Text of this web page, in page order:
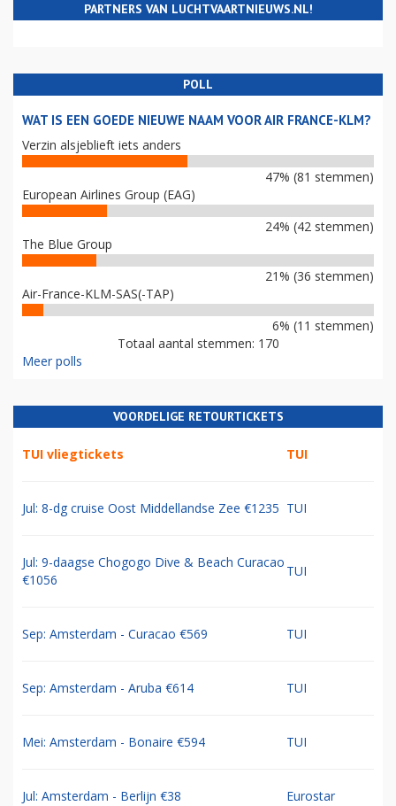
PARTNERS VAN LUCHTVAARTNIEUWS.NL!
POLL
WAT IS EEN GOEDE NIEUWE NAAM VOOR AIR FRANCE-KLM?
Verzin alsjeblieft iets anders
47% (81 stemmen)
European Airlines Group (EAG)
24% (42 stemmen)
The Blue Group
21% (36 stemmen)
Air-France-KLM-SAS(-TAP)
6% (11 stemmen)
Totaal aantal stemmen: 170
Meer polls
VOORDELIGE RETOURTICKETS
TUI vliegtickets TUI
Jul: 8-dg cruise Oost Middellandse Zee €1235 TUI
Jul: 9-daagse Chogogo Dive & Beach Curacao
€1056
TUI
Sep: Amsterdam - Curacao €569 TUI
Sep: Amsterdam - Aruba €614 TUI
Mei: Amsterdam - Bonaire €594 TUI
Jul: Amsterdam - Berlijn €38 Eurostar